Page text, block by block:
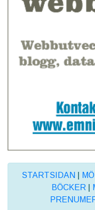
STARTSIDAN
BÖCKER